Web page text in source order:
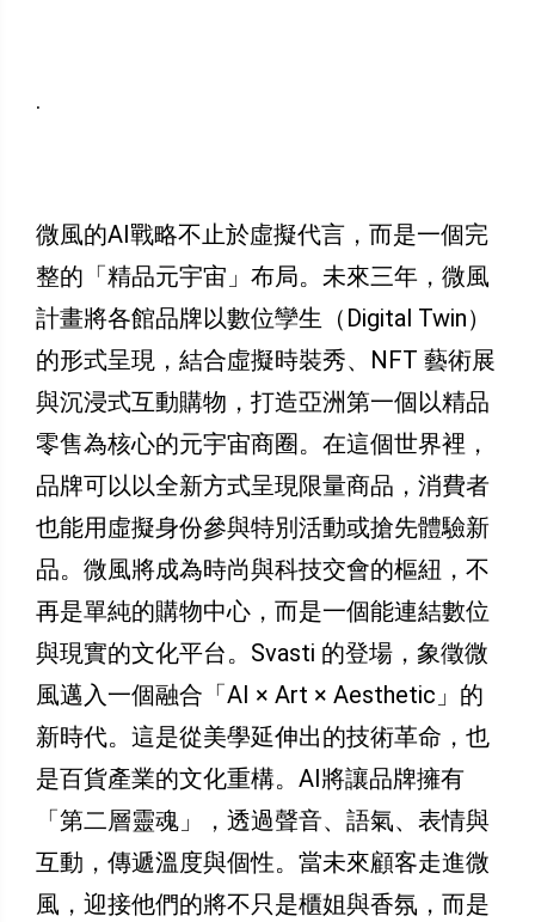
.
微風的AI戰略不止於虛擬代言，而是一個完
整的「精品元宇宙」布局。未來三年，微風
計畫將各館品牌以數位孿生（Digital Twin）
的形式呈現，結合虛擬時裝秀、NFT 藝術展
與沉浸式互動購物，打造亞洲第一個以精品
零售為核心的元宇宙商圈。在這個世界裡，
品牌可以以全新方式呈現限量商品，消費者
也能用虛擬身份參與特別活動或搶先體驗新
品。微風將成為時尚與科技交會的樞紐，不
再是單純的購物中心，而是一個能連結數位
與現實的文化平台。Svasti 的登場，象徵微
風邁入一個融合「AI × Art × Aesthetic」的
新時代。這是從美學延伸出的技術革命，也
是百貨產業的文化重構。AI將讓品牌擁有
「第二層靈魂」，透過聲音、語氣、表情與
互動，傳遞溫度與個性。當未來顧客走進微
風，迎接他們的將不只是櫃姐與香氛，而是